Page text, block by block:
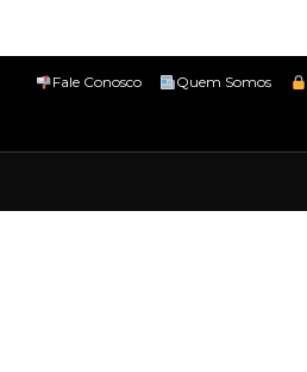
Fale Conosco Quem Somos